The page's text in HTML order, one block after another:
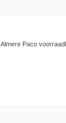
Almere Paco